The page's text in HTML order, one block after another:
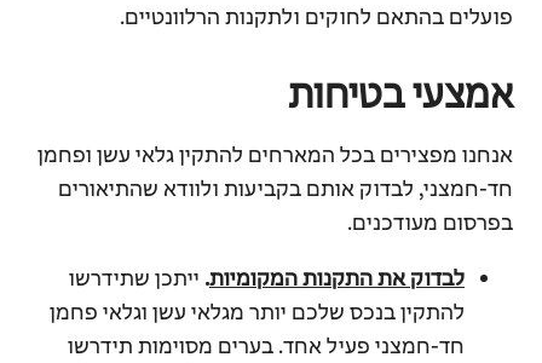
פועלים בהתאם לחוקים ולתקנות הרלוונטיים.
אמצעי בטיחות
אנחנו מפצירים בכל המארחים להתקין גלאי עשן ופחמן
חד-חמצני, לבדוק אותם בקביעות ולוודא שהתיאורים
בפרסום מעודכנים.
לבדוק את התקנות המקומיות. ייתכן שתידרשו
להתקין בנכס שלכם יותר מגלאי עשן וגלאי פחמן
חד-חמצני פעיל אחד. בערים מסוימות תידרשו